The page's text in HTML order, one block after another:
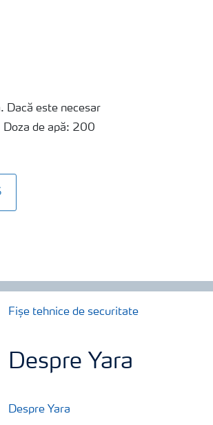
Dacă este necesar
de apă: 200
Fișe tehnice de securitate
Despre Yara
Despre Yara